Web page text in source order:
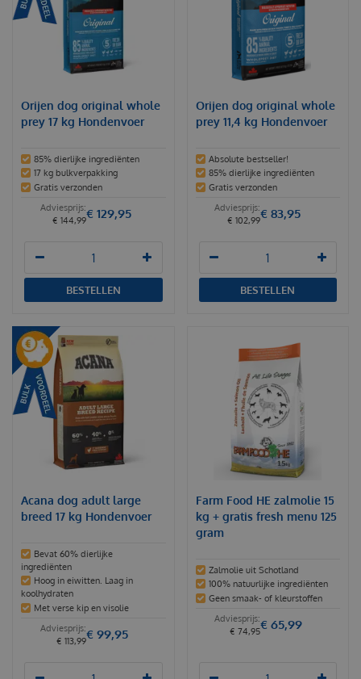
Orijen dog original whole
prey 17 kg Hondenvoer
85% dierlijke ingrediënten
17 kg bulkverpakking
Gratis verzonden
€ 144,99€ 129,95
BESTELLEN
Orijen dog original whole
prey 11,4 kg Hondenvoer
Absolute bestseller!
85% dierlijke ingrediënten
Gratis verzonden
€ 102,99€ 83,95
BESTELLEN
Acana dog adult large
breed 17 kg Hondenvoer
Bevat 60% dierlijke
ingrediënten
Hoog in eiwitten. Laag in
koolhydraten
Met verse kip en visolie
€ 113,99€ 99,95
Farm Food HE zalmolie 15
kg + gratis fresh menu 125
gram
Zalmolie uit Schotland
100% natuurlijke ingrediënten
Geen smaak- of kleurstoffen
€ 74,95€ 65,99